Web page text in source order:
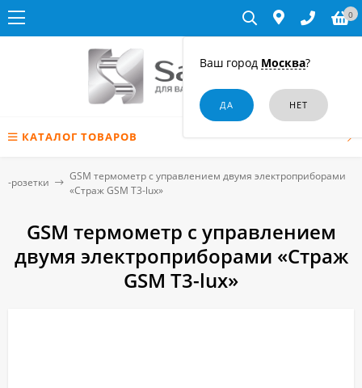
Ваш город Москва?
0
КАТАЛОГ ТОВАРОВ
розетки
GSM термометр с управлением двумя электроприборами
«Страж GSM T3-lux»
GSM термометр с управлением
двумя электроприборами «Страж
GSM T3-lux»